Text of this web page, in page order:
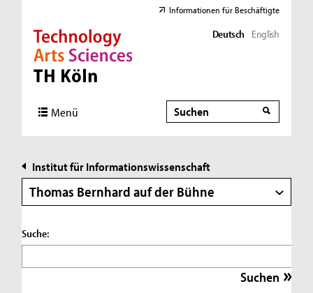
Direkt zur Hauptnavigation
Direkt zur Subnavigation
Direkt zum Inhalt
Direkt zum Fußbereich
Informationen für Beschäftigte
Deutsch English
Menü Suche
Suche
Institut für Informationswissenschaft
Thomas Bernhard auf der Bühne
Suche: